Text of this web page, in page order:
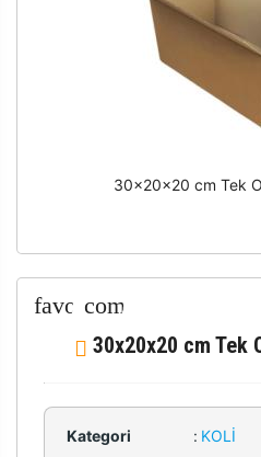
30x20x20 cm Tek
30x20x20 cm Tek
Kategori : KOLI